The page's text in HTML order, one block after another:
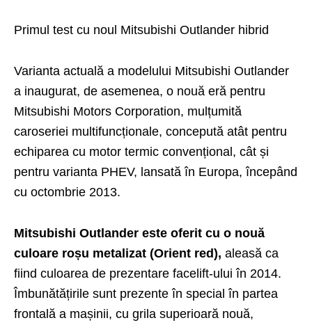
Primul test cu noul Mitsubishi Outlander hibrid
Varianta actuală a modelului Mitsubishi Outlander
a inaugurat, de asemenea, o nouă eră pentru
Mitsubishi Motors Corporation, mulțumită
caroseriei multifuncționale, concepută atât pentru
echiparea cu motor termic convențional, cât și
pentru varianta PHEV, lansată în Europa, începând
cu octombrie 2013.
Mitsubishi Outlander este oferit cu o nouă
culoare roșu metalizat (Orient red), aleasă ca
fiind culoarea de prezentare facelift-ului în 2014.
Îmbunătățirile sunt prezente în special în partea
frontală a mașinii, cu grila superioară nouă,